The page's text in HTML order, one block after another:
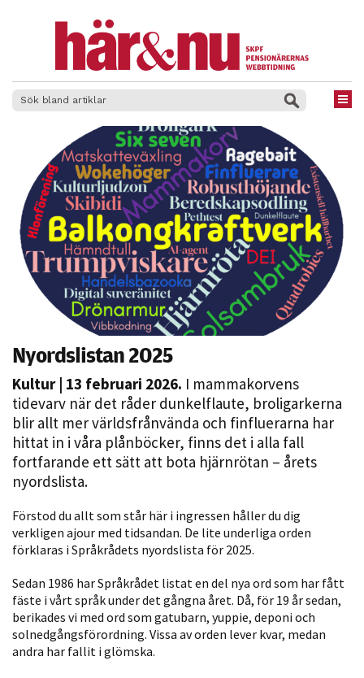
Nyordslistan 2025
Kultur| 13 februari 2026. I mammakorvens
tidevarv när det råder dunkelflaute, broligarkerna
blir allt mer världsfrånvända och finfluerarna har
hittat in i våra plånböcker, finns det i alla fall
fortfarande ett sätt att bota hjärnrötan – årets
nyordslista.
Förstod du allt som står här i ingressen håller du dig
verkligen ajour med tidsandan. De lite underliga orden
förklaras i Språkrådets nyordslista för 2025.
Sedan 1986 har Språkrådet listat en del nya ord som har fått
fäste i vårt språk under det gångna året. Då, för 19 år sedan,
berikades vi med ord som gatubarn, yuppie, deponi och
solnedgångsförordning. Vissa av orden lever kvar, medan
andra har fallit i glömska.
Nödvändiga
Dessa kakor
välja bort. De
behövs för
att hemsidan